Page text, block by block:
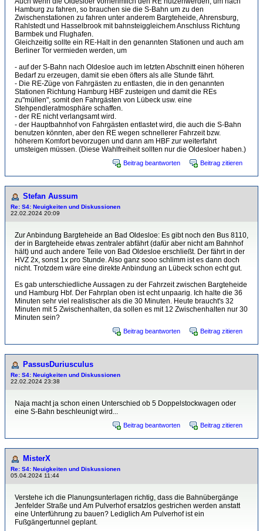
Hamburg zu fahren, so brauchen sie die S-Bahn um zu den
Zwischenstationen zu fahren unter anderem Bargteheide, Ahrensburg,
Rahlstedt und Hasselbrook mit bahnsteiggleichem Anschluss Richtung
Barmbek und Flughafen.
Gleichzeitig sollte ein RE-Halt in den genannten Stationen und auch am
Berliner Tor vermieden werden, um
- auf der S-Bahn nach Oldesloe auch im letzten Abschnitt einen höheren
Bedarf zu erzeugen, damit sie eben öfters als alle Stunde fährt.
- Die RE-Züge von Fahrgästen zu entlasten, die in den genannten
Stationen Richtung Hamburg HBF zusteigen und damit die REs
zu"müllen", somit den Fahrgästen von Lübeck usw. eine
Stehpendleratmosphäre schaffen.
- der RE nicht verlangsamt wird.
- der Hauptbahnhof von Fahrgästen entlastet wird, die auch die S-Bahn
benutzen könnten, aber den RE wegen schnellerer Fahrzeit bzw.
höherem Komfort bevorzugen und dann am HBF zur weiterfahrt
umsteigen müssen. (Diese Wahlfreiheit sollten nur die Oldesloer haben.)
Beitrag beantworten Beitrag zitieren
Stefan Aussum
Re: S4: Neuigkeiten und Diskussionen
22.02.2024 20:09
Zur Anbindung Bargteheide an Bad Oldesloe: Es gibt noch den Bus 8110,
der in Bargteheide etwas zentraler abfährt (dafür aber nicht am Bahnhof
hält) und auch andere Teile von Bad Oldesloe erschließt. Der fährt in der
HVZ 2x, sonst 1x pro Stunde. Also ganz sooo schlimm ist es dann doch
nicht. Trotzdem wäre eine direkte Anbindung an Lübeck schon echt gut.
Es gab unterschiedliche Aussagen zu der Fahrzeit zwischen Bargteheide
und Hamburg Hbf. Der Fahrplan oben ist echt unpaarig. Ich halte die 36
Minuten sehr viel realistischer als die 30 Minuten. Heute braucht's 32
Minuten mit 5 Zwischenhalten, da sollen es mit 12 Zwischenhalten nur 30
Minuten sein?
Beitrag beantworten Beitrag zitieren
PassusDuriusculus
Re: S4: Neuigkeiten und Diskussionen
22.02.2024 23:38
Naja macht ja schon einen Unterschied ob 5 Doppelstockwagen oder
eine S-Bahn beschleunigt wird...
Beitrag beantworten Beitrag zitieren
MisterX
Re: S4: Neuigkeiten und Diskussionen
05.04.2024 11:44
Verstehe ich die Planungsunterlagen richtig, dass die Bahnübergänge
Jenfelder Straße und Am Pulverhof ersatzlos gestrichen werden anstatt
eine Unterführung zu bauen? Lediglich Am Pulverhof ist ein
Fußgängertunnel geplant.